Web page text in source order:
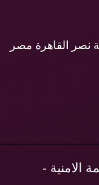
-